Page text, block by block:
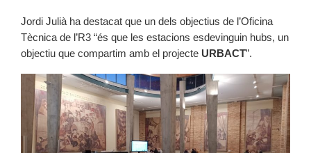
Jordi Julià ha destacat que un dels objectius de l’Oficina
Tècnica de l’R3 “és que les estacions esdevinguin hubs, un
objectiu que compartim amb el projecte URBACT”.